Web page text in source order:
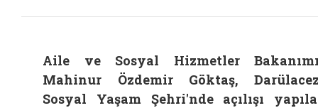
Aile ve Sosyal Hizmetler
Mahinur Özdemir Göktaş,
Sosyal Yaşam Şehri'nde açılışı